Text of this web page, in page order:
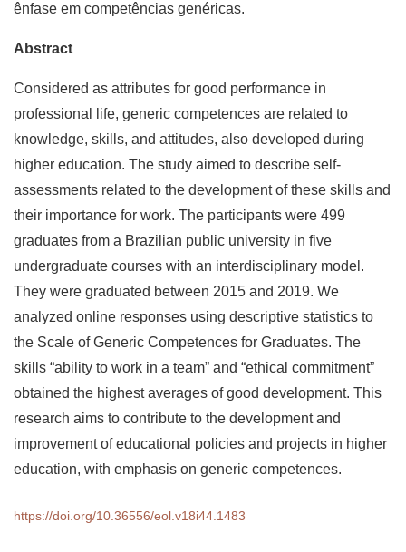
ênfase em competências genéricas.
Abstract
Considered as attributes for good performance in
professional life, generic competences are related to
knowledge, skills, and attitudes, also developed during
higher education. The study aimed to describe self-
assessments related to the development of these skills and
their importance for work. The participants were 499
graduates from a Brazilian public university in five
undergraduate courses with an interdisciplinary model.
They were graduated between 2015 and 2019. We
analyzed online responses using descriptive statistics to
the Scale of Generic Competences for Graduates. The
skills “ability to work in a team” and “ethical commitment”
obtained the highest averages of good development. This
research aims to contribute to the development and
improvement of educational policies and projects in higher
education, with emphasis on generic competences.
https://doi.org/10.36556/eol.v18i44.1483